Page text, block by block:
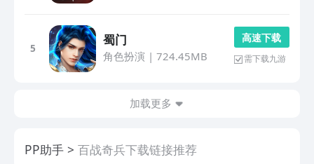
5
蜀门
角色扮演 | 724.45MB
高 速 下 载
需下载九游
加载更多
PP助手 百战奇兵下载链接推荐